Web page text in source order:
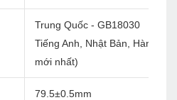
Trung Quốc - GB18030
Tiếng Anh, Nhật Bản, Hàn
mới nhất)
79.5±0.5mm